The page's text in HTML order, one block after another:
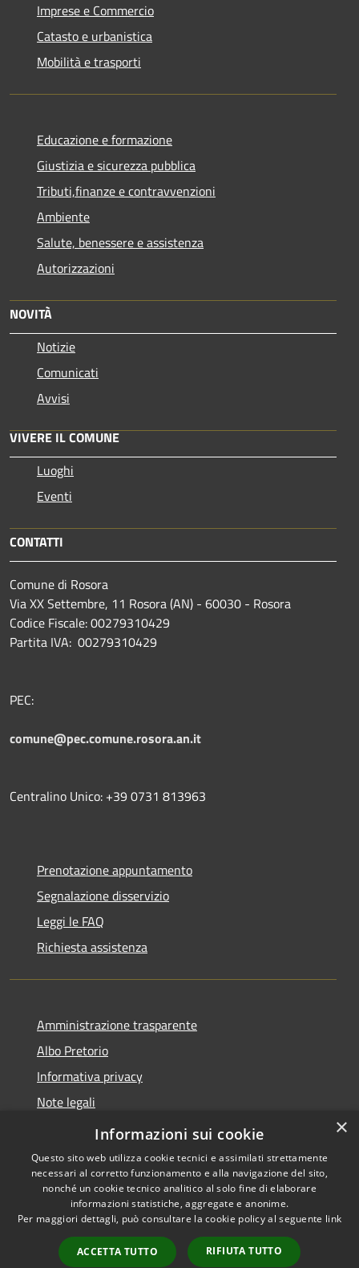
Imprese e Commercio
Catasto e urbanistica
Mobilità e trasporti
Educazione e formazione
Giustizia e sicurezza pubblica
Tributi,finanze e contravvenzioni
Ambiente
Salute, benessere e assistenza
Autorizzazioni
NOVITÀ
Notizie
Comunicati
Avvisi
VIVERE IL COMUNE
Luoghi
Eventi
CONTATTI
Comune di Rosora
Via XX Settembre, 11 Rosora (AN) - 60030 - Rosora
Codice Fiscale: 00279310429
Partita IVA: 00279310429
PEC:
comune@pec.comune.rosora.an.it
Centralino Unico: +39 0731 813963
Prenotazione appuntamento
Segnalazione disservizio
Leggi le FAQ
Richiesta assistenza
Amministrazione trasparente
Albo Pretorio
Informativa privacy
Note legali
Dichiarazione di accessibilità
Accessibilità
Copyright © 2026 • Comune di
Rosora • Powered by
Municipium•
Accesso
×
Informazioni sui cookie
Questo sito web utilizza cookie tecnici e assimilati strettamente
necessari al corretto funzionamento e alla navigazione del sito,
nonché un cookie tecnico analitico al solo fine di elaborare
informazioni statistiche, aggregate e anonime.
Per maggiori dettagli, può consultare la cookie policy al seguente link
ACCETTA TUTTO RIFIUTA TUTTO